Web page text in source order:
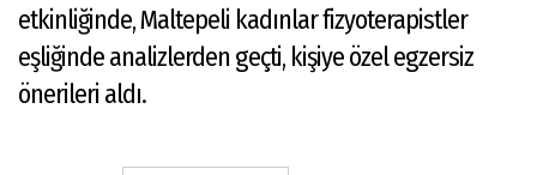
etkinliğinde, Maltepeli kadınlar fizyoterapistler
eşliğinde analizlerden geçti, kişiye özel egzersiz
önerileri aldı.